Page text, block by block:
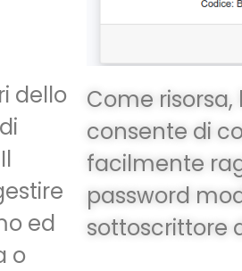
dello
ed
o
Come risorsa,
consente di
facilmente
password
sottoscrittore